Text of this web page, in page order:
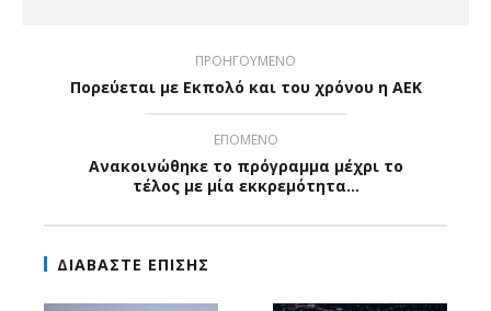
ΠΡΟΗΓΟΥΜΕΝΟ
Πορεύεται με Εκπολό και του χρόνου η ΑΕΚ
ΕΠΟΜΕΝΟ
Ανακοινώθηκε το πρόγραμμα μέχρι το
τέλος με μία εκκρεμότητα...
ΔΙΑΒΑΣΤΕ ΕΠΙΣΗΣ